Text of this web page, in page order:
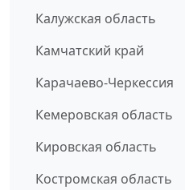
Калужская область
Камчатский край
Карачаево-Черкессия
Кемеровская область
Кировская область
Костромская область